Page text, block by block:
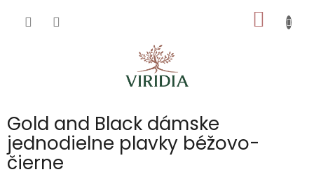
KOŠÍK
Gold and Black dámske
jednodielne plavky béžovo-
čierne